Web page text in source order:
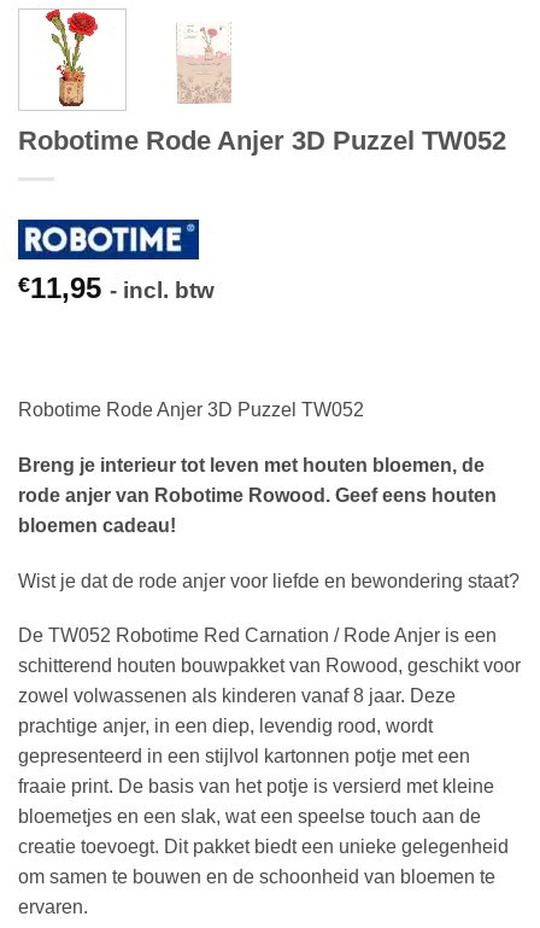
Robotime Rode Anjer 3D Puzzel TW052
€11,95 - incl. btw
Robotime Rode Anjer 3D Puzzel TW052
Breng je interieur tot leven met houten bloemen, de
rode anjer van Robotime Rowood. Geef eens houten
bloemen cadeau!
Wist je dat de rode anjer voor liefde en bewondering staat?
De TW052 Robotime Red Carnation / Rode Anjer is een
schitterend houten bouwpakket van Rowood, geschikt voor
zowel volwassenen als kinderen vanaf 8 jaar. Deze
prachtige anjer, in een diep, levendig rood, wordt
gepresenteerd in een stijlvol kartonnen potje met een
fraaie print. De basis van het potje is versierd met kleine
bloemetjes en een slak, wat een speelse touch aan de
creatie toevoegt. Dit pakket biedt een unieke gelegenheid
om samen te bouwen en de schoonheid van bloemen te
ervaren.